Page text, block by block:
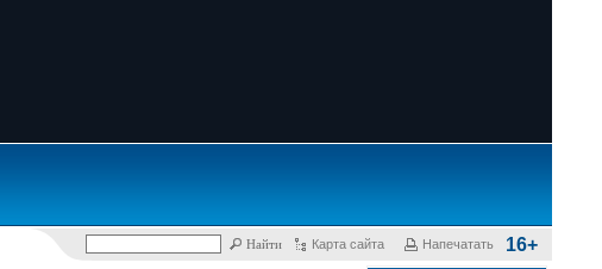
Карта сайта Напечатать 16+